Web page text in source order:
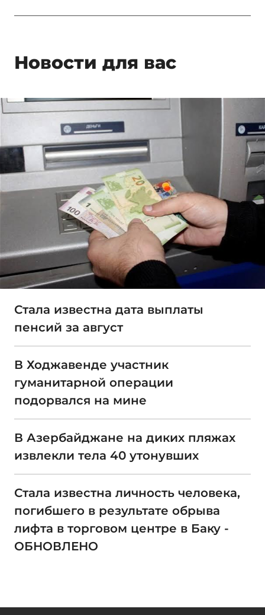
Новости для вас
Стала известна дата выплаты
пенсий за август
В Ходжавенде участник
гуманитарной операции
подорвался на мине
В Азербайджане на диких пляжах
извлекли тела 40 утонувших
Стала известна личность человека,
погибшего в результате обрыва
лифта в торговом центре в Баку -
ОБНОВЛЕНО